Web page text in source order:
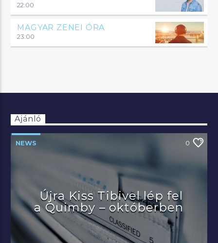
22:00
MAGYAR ZENEI ÓRA
23:00
Ajánló
NEWS 0
Újra Kiss Tibivel lép fel
a Quimby – októberben